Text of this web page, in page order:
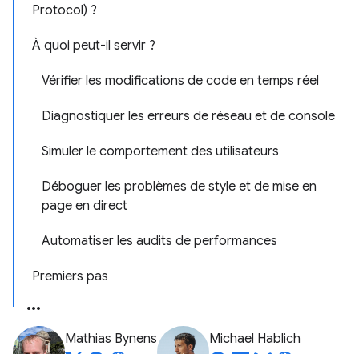
Protocol) ?
À quoi peut-il servir ?
Vérifier les modifications de code en temps réel
Diagnostiquer les erreurs de réseau et de console
Simuler le comportement des utilisateurs
Déboguer les problèmes de style et de mise en
page en direct
Automatiser les audits de performances
Premiers pas
Mathias Bynens Michael Hablich